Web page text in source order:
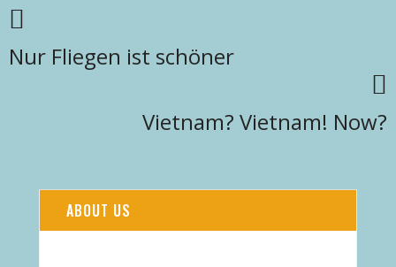
Nur Fliegen ist schöner
Vietnam? Vietnam! Now?
ABOUT US